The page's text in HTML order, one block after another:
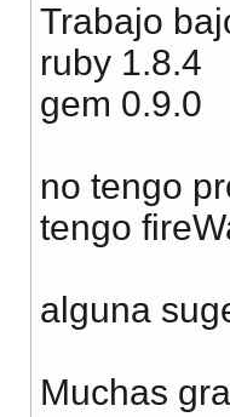
Trabajo
ruby 1.8.4
gem 0.9.0
no tengo
tengo
alguna
Muchas